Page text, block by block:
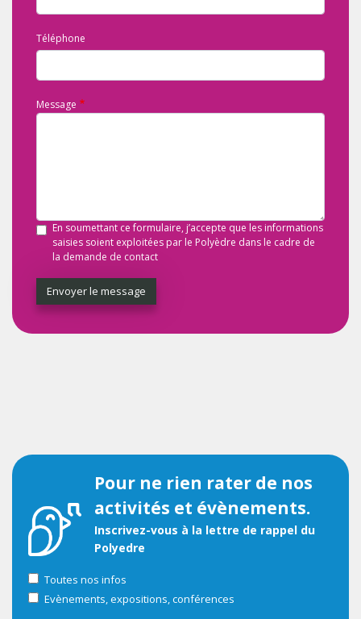
Téléphone
Message
En soumettant ce formulaire, j’accepte que les informations
saisies soient exploitées par le Polyèdre dans le cadre de
la demande de contact
Envoyer le message
Pour ne rien rater de nos
activités et évènements.
Inscrivez-vous à la lettre de rappel du
Polyedre
Toutes nos infos
Evènements, expositions, conférences